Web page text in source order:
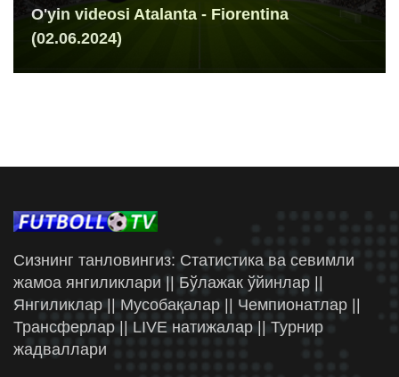
O'yin videosi Atalanta - Fiorentina
(02.06.2024)
Сизнинг танловингиз: Статистика ва севимли
жамоа янгиликлари || Бўлажак ўйинлар ||
Янгиликлар || Мусобақалар || Чемпионатлар ||
Трансферлар || LIVE натижалар || Турнир
жадваллари